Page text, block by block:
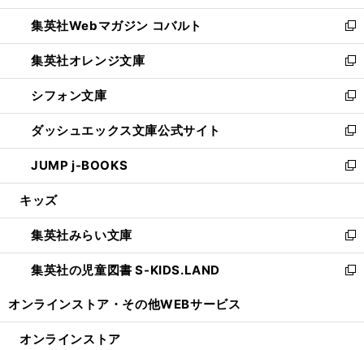
開
く
ウ
で
開
く
ン
ド
ウ
で
開
く
ウ
ィ
ン
ド
ウ
で
開
く
集英社Webマガジン コバルト
新
し
い
ウ
ィ
ン
ド
ウ
で
開
集英社オレンジ文庫
新
し
い
ウ
ィ
ン
ド
ウ
開
く
シフォン文庫
新
し
い
ウ
ィ
ン
ウ
で
開
く
ダッシュエックス文庫公式サイト
新
し
い
ウ
ン
ド
ウ
で
JUMP j-BOOKS
新
し
ウ
ィ
ン
ド
開
キッズ
集英社みらい文庫
新
し
い
ン
集英社の児童図書 S-KIDS.LAND
新
ウ
オンラインストア・ その他WEBサービス
オンラインストア